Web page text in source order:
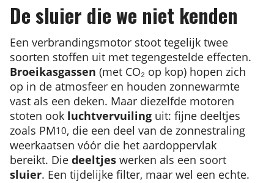
De sluier die we niet kenden
Een verbrandingsmotor stoot tegelijk twee
soorten stoffen uit met tegengestelde effecten.
Broeikasgassen (met CO₂ op kop) hopen zich
op in de atmosfeer en houden zonnewarmte
vast als een deken. Maar diezelfde motoren
stoten ook luchtvervuiling uit: fijne deeltjes
zoals PM10, die een deel van de zonnestraling
weerkaatsen vóór die het aardoppervlak
bereikt. Die deeltjes werken als een soort
sluier. Een tijdelijke filter, maar wel een echte.